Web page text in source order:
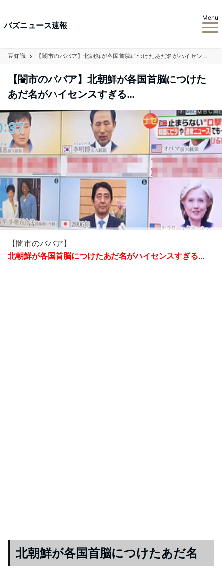
バズニュース速報
Menu
豆知識 【闇市のババア】北朝鮮が各国首脳につけたあだ名がハイセンスすぎる…
【闇市のババア】北朝鮮が各国首脳につけた
あだ名がハイセンスすぎる…
【闇市のババア】
北朝鮮が各国首脳につけたあだ名がハイセンスすぎる…
北朝鮮が各国首脳につけたあだ名